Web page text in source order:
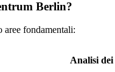
Berlin?
aree fondamentali:
Analisi dei